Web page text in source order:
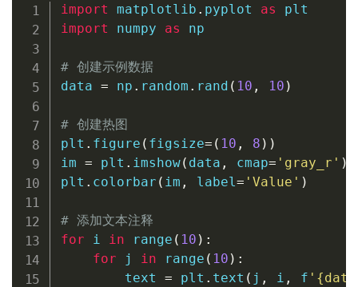
import matplotlib . pyplot as
import numpy as np
# 创建示例数据
data = np . random . rand ( 10 , 10 )
# 创建热图
plt . figure ( figsize= ( 10 , 8 ) )
im = plt . imshow( data , cmap= 'gray_r' )
plt . colorbar ( im , label= 'Value' )
# 添加文本注释
for i in range ( 10 ) :
for j in range ( 10 ) :
        text
= plt . text ( j , i , f ' {data